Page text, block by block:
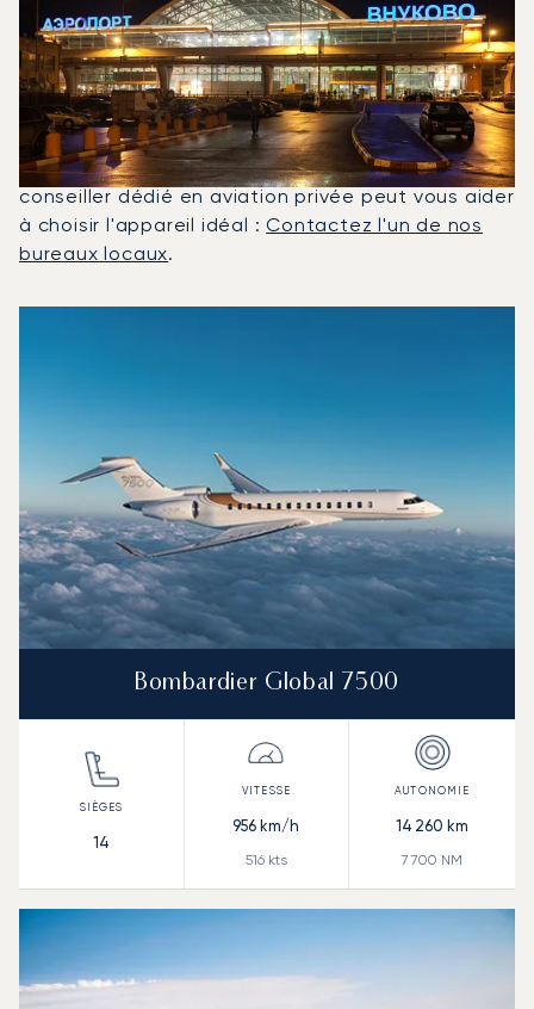
Affrétés Entre Londres Et
Moscou ?
En 2025, le Global 7500, le Phenom 300 et le
Citation Latitude ont été les jets privés les plus
utilisés pour les vols entre Moscou et Londres. Un
conseiller dédié en aviation privée peut vous aider
à choisir l'appareil idéal :Contactez l'un de nos
bureaux locaux.
Bombardier Global 7500
14
956 km/h
516kts
14 260 km
7 700 NM